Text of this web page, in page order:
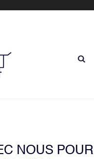
NOUS POUR